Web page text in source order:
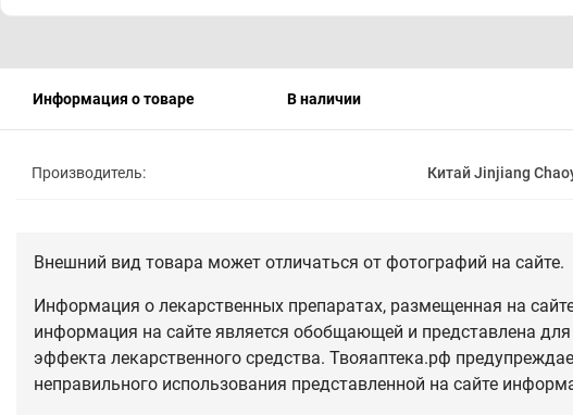
Информация о товаре В наличии
Производитель: Китай Jinjiang
Внешний вид товара может отличаться от фотографий на сайте.
Информация о лекарственных препаратах, размещенная на
информация на сайте является обобщающей и представлена
эффекта лекарственного средства. Твояаптека.рф
неправильного использования представленной на сайте